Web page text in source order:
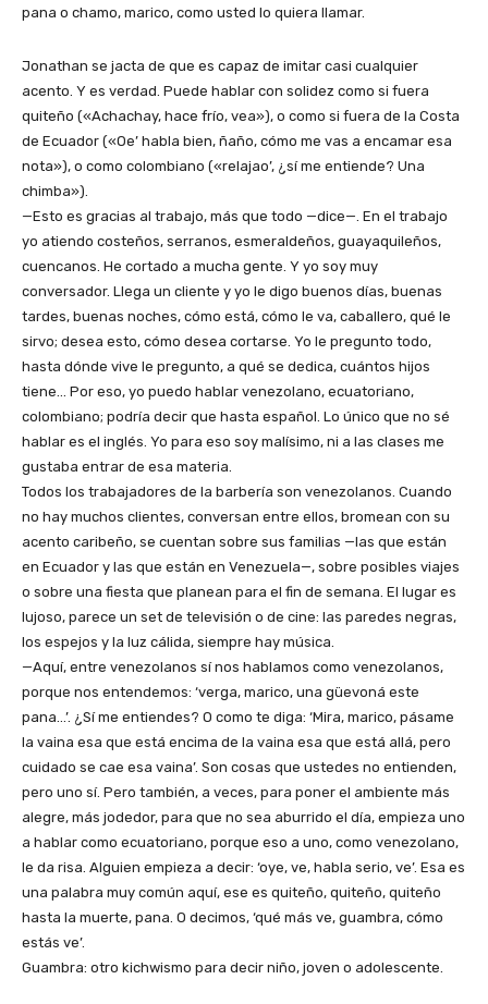
pana o chamo, marico, como usted lo quiera llamar.
Jonathan se jacta de que es capaz de imitar casi cualquier
acento. Y es verdad. Puede hablar con solidez como si fuera
quiteño («Achachay, hace frío, vea»), o como si fuera de la Costa
de Ecuador («Oe’ habla bien, ñaño, cómo me vas a encamar esa
nota»), o como colombiano («relajao’, ¿sí me entiende? Una
chimba»).
—Esto es gracias al trabajo, más que todo —dice—. En el trabajo
yo atiendo costeños, serranos, esmeraldeños, guayaquileños,
cuencanos. He cortado a mucha gente. Y yo soy muy
conversador. Llega un cliente y yo le digo buenos días, buenas
tardes, buenas noches, cómo está, cómo le va, caballero, qué le
sirvo; desea esto, cómo desea cortarse. Yo le pregunto todo,
hasta dónde vive le pregunto, a qué se dedica, cuántos hijos
tiene… Por eso, yo puedo hablar venezolano, ecuatoriano,
colombiano; podría decir que hasta español. Lo único que no sé
hablar es el inglés. Yo para eso soy malísimo, ni a las clases me
gustaba entrar de esa materia.
Todos los trabajadores de la barbería son venezolanos. Cuando
no hay muchos clientes, conversan entre ellos, bromean con su
acento caribeño, se cuentan sobre sus familias —las que están
en Ecuador y las que están en Venezuela—, sobre posibles viajes
o sobre una fiesta que planean para el fin de semana. El lugar es
lujoso, parece un set de televisión o de cine: las paredes negras,
los espejos y la luz cálida, siempre hay música.
—Aquí, entre venezolanos sí nos hablamos como venezolanos,
porque nos entendemos: ‘verga, marico, una güevoná este
pana…’. ¿Sí me entiendes? O como te diga: ‘Mira, marico, pásame
la vaina esa que está encima de la vaina esa que está allá, pero
cuidado se cae esa vaina’. Son cosas que ustedes no entienden,
pero uno sí. Pero también, a veces, para poner el ambiente más
alegre, más jodedor, para que no sea aburrido el día, empieza uno
a hablar como ecuatoriano, porque eso a uno, como venezolano,
le da risa. Alguien empieza a decir: ‘oye, ve, habla serio, ve’. Esa es
una palabra muy común aquí, ese es quiteño, quiteño, quiteño
hasta la muerte, pana. O decimos, ‘qué más ve, guambra, cómo
estás ve’.
Guambra: otro kichwismo para decir niño, joven o adolescente.